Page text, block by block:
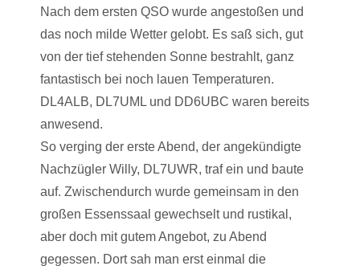
Nach dem ersten QSO wurde angestoßen und
das noch milde Wetter gelobt. Es saß sich, gut
von der tief stehenden Sonne bestrahlt, ganz
fantastisch bei noch lauen Temperaturen.
DL4ALB, DL7UML und DD6UBC waren bereits
anwesend.
So verging der erste Abend, der angekündigte
Nachzügler Willy, DL7UWR, traf ein und baute
auf. Zwischendurch wurde gemeinsam in den
großen Essenssaal gewechselt und rustikal,
aber doch mit gutem Angebot, zu Abend
gegessen. Dort sah man erst einmal die